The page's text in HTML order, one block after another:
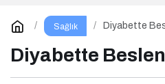
Sağlık Diyabette
Diyabette